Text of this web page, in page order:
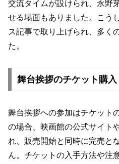
交流タイムが設けられ、永野
せる場面もありました。こう
ス記事で取り上げられ、多く
た。
舞台挨拶のチケット購
舞台挨拶への参加はチケット
の場合、映画館の公式サイト
れ、販売開始と同時に完売と
ん。チケットの入手方法や注